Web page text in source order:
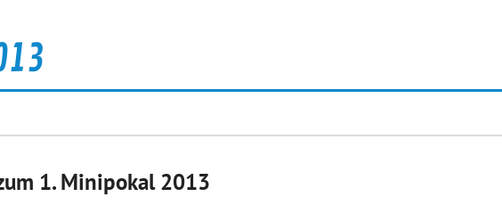
1. Minipokal 2013